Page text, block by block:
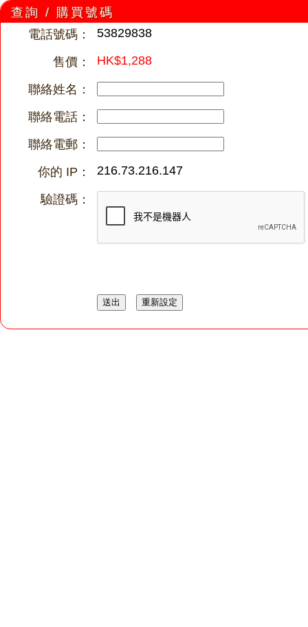
查詢 / 購買號碼
電話號碼：
53829838
售價： HK$1,288
聯絡姓名：
聯絡電話：
聯絡電郵：
你的 IP：
216.73.216.147
驗證碼：